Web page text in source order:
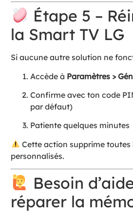
Étape 5 –
la Smart TV LG
Si aucune autre solution ne
Accède à Paramètres >
Confirme avec ton code
par défaut)
Patiente quelques minutes
Cette action supprime toutes
personnalisés.
Besoin
réparer la